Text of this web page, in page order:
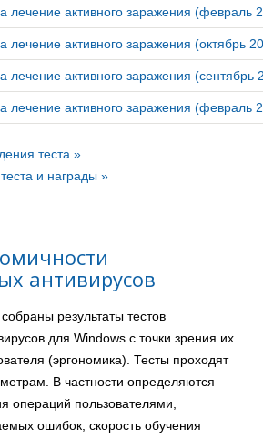
лечение активного заражения (февраль
лечение активного заражения (октябрь
лечение активного заражения (сентябрь
лечение активного заражения (февраль
теста »
и награды »
антивирусов
результаты тестов
для Windows с точки зрения их
(эргономика). Тесты проходят
В частности определяются
операций пользователями,
ошибок, скорость обучения